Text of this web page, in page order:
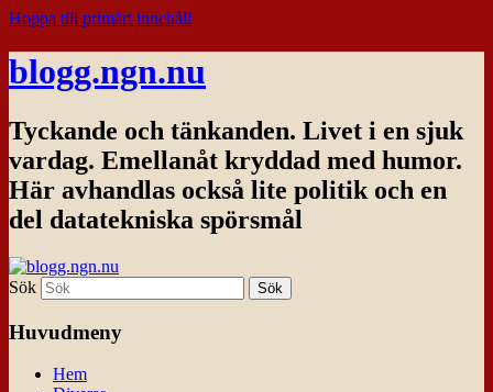
Hoppa till primärt innehåll
blogg.ngn.nu
Tyckande och tänkanden. Livet i en sjuk
vardag. Emellanåt kryddad med humor.
Här avhandlas också lite politik och en
del datatekniska spörsmål
Sök
Huvudmeny
Hem